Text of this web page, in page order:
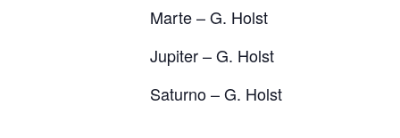
Marte – G. Holst
Jupiter – G. Holst
Saturno – G. Holst